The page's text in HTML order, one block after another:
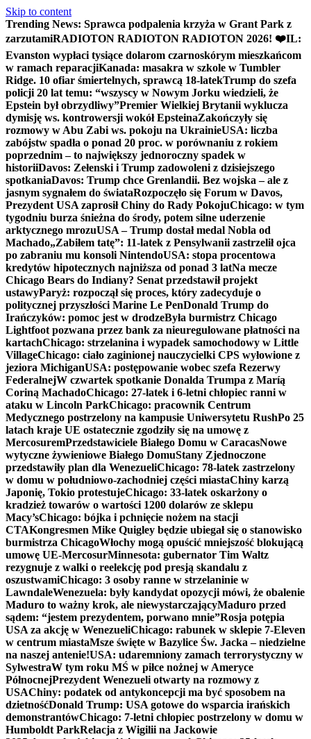
Skip to content
Trending News: Sprawca podpalenia krzyża w Grant Park z
zarzutamiRADIOTON RADIOTON RADIOTON 2026! ❤️IL:
Evanston wypłaci tysiące dolarom czarnoskórym mieszkańcom
w ramach reparacjiKanada: masakra w szkole w Tumbler
Ridge. 10 ofiar śmiertelnych, sprawcą 18-latekTrump do szefa
policji 20 lat temu: “wszyscy w Nowym Jorku wiedzieli, że
Epstein był obrzydliwy”Premier Wielkiej Brytanii wyklucza
dymisję ws. kontrowersji wokół EpsteinaZakończyły się
rozmowy w Abu Zabi ws. pokoju na UkrainieUSA: liczba
zabójstw spadła o ponad 20 proc. w porównaniu z rokiem
poprzednim – to największy jednoroczny spadek w
historiiDavos: Zełenski i Trump zadowoleni z dzisiejszego
spotkaniaDavos: Trump chce Grenlandii. Bez wojska – ale z
jasnym sygnałem do świataRozpoczęło się Forum w Davos,
Prezydent USA zaprosił Chiny do Rady PokojuChicago: w tym
tygodniu burza śnieżna do środy, potem silne uderzenie
arktycznego mrozuUSA – Trump dostał medal Nobla od
Machado„Zabiłem tatę”: 11-latek z Pensylwanii zastrzelił ojca
po zabraniu mu konsoli NintendoUSA: stopa procentowa
kredytów hipotecznych najniższa od ponad 3 latNa mecze
Chicago Bears do Indiany? Senat przedstawił projekt
ustawyParyż: rozpoczął się proces, który zadecyduje o
politycznej przyszłości Marine Le PenDonald Trump do
Irańczyków: pomoc jest w drodzeByła burmistrz Chicago
Lightfoot pozwana przez bank za nieuregulowane płatności na
kartachChicago: strzelanina i wypadek samochodowy w Little
VillageChicago: ciało zaginionej nauczycielki CPS wyłowione z
jeziora MichiganUSA: postępowanie wobec szefa Rezerwy
FederalnejW czwartek spotkanie Donalda Trumpa z Maríą
Coriną MachadoChicago: 27-latek i 6-letni chłopiec ranni w
ataku w Lincoln ParkChicago: pracownik Centrum
Medycznego postrzelony na kampusie Uniwersytetu RushPo 25
latach kraje UE ostatecznie zgodziły się na umowę z
MercosuremPrzedstawiciele Białego Domu w CaracasNowe
wytyczne żywieniowe Białego DomuStany Zjednoczone
przedstawiły plan dla WenezueliChicago: 78-latek zastrzelony
w domu w południowo-zachodniej części miastaChiny karzą
Japonię, Tokio protestujeChicago: 33-latek oskarżony o
kradzież towarów o wartości 1200 dolarów ze sklepu
Macy’sChicago: bójka i pchnięcie nożem na stacji
CTAKongresmen Mike Quigley będzie ubiegał się o stanowisko
burmistrza ChicagoWłochy mogą opuścić mniejszość blokującą
umowę UE-MercosurMinnesota: gubernator Tim Waltz
rezygnuje z walki o reelekcję pod presją skandalu z
oszustwamiChicago: 3 osoby ranne w strzelaninie w
LawndaleWenezuela: były kandydat opozycji mówi, że obalenie
Maduro to ważny krok, ale niewystarczającyMaduro przed
sądem: “jestem prezydentem, porwano mnie”Rosja potępia
USA za akcję w WenezueliChicago: rabunek w sklepie 7-Eleven
w centrum miastaMsze święte w Bazylice Św. Jacka – niedzielne
na naszej antenie!USA: udaremniony zamach terrorystyczny w
SylwestraW tym roku MŚ w piłce nożnej w Ameryce
PółnocnejPrezydent Wenezueli otwarty na rozmowy z
USAChiny: podatek od antykoncepcji ma być sposobem na
dzietnośćDonald Trump: USA gotowe do wsparcia irańskich
demonstrantówChicago: 7-letni chłopiec postrzelony w domu w
Humboldt ParkRelacja z Wigilii na Jackowie